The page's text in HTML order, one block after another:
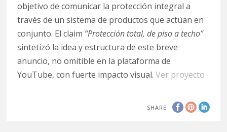
objetivo de comunicar la protección integral a
través de un sistema de productos que actúan en
conjunto. El claim “Protección total, de piso a techo”
sintetizó la idea y estructura de este breve
anuncio, no omitible en la plataforma de
YouTube, con fuerte impacto visual.Ver proyecto
SHARE